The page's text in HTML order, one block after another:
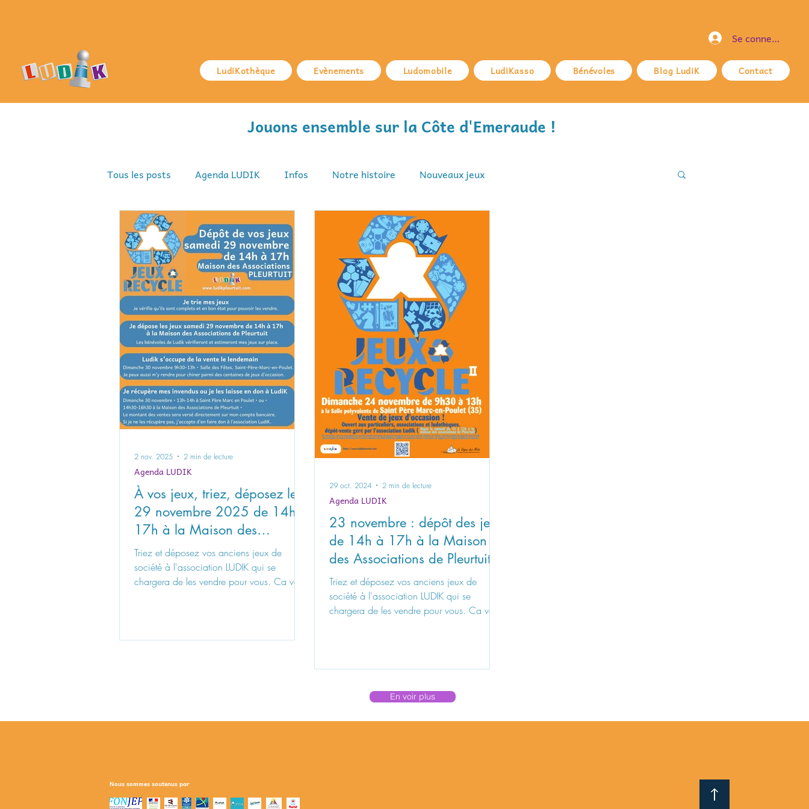
Se connecter
LudiKothèque Evènements Ludomobile LudiKasso Bénévoles Blog LudiK Contact
Jouons ensemble sur la Côte d'Emeraude !
Tous les posts Agenda LUDIK Infos Notre histoire Nouveaux jeux
À vos jeux, triez, déposez le
29 novembre 2025 de 14h à
17h à la Maison des
Associations de Pleurtuit
Triez et déposez vos anciens jeux de
société à l'association LUDIK qui se
chargera de les vendre pour vous. Ca vous
Agenda LUDIK
2 nov. 2025 2 min de lecture
23 novembre : dépôt des jeux
de 14h à 17h à la Maison
des Associations de Pleurtuit
Triez et déposez vos anciens jeux de
société à l'association LUDIK qui se
chargera de les vendre pour vous. Ca vous
Agenda LUDIK
29 oct. 2024 2 min de lecture
En voir plus
Nous sommes soutenus par